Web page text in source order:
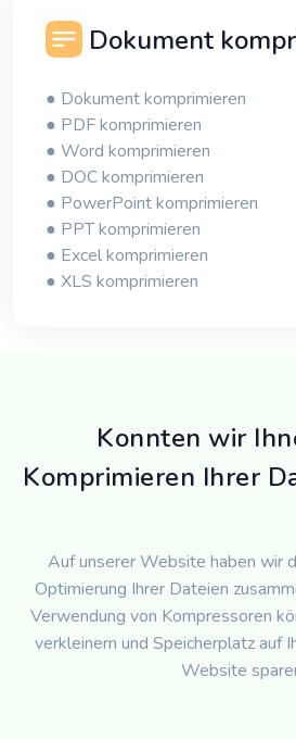
Dokument
● Dokument komprimieren
● PDF komprimieren
● Word komprimieren
● DOC komprimieren
● PowerPoint komprimieren
● PPT komprimieren
● Excel komprimieren
● XLS komprimieren
Konnten wir
Komprimieren Ihrer
Auf unserer Website haben wir
Optimierung Ihrer Dateien
Verwendung von Kompressoren
verkleinern und Speicherplatz auf
Website